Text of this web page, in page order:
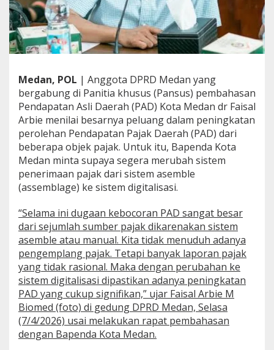
A
D
,
d
r
a
i
s
a
l
A
b
e
R
l
i
s
a
s
i
k
a
n
S
i
s
Medan, POL | Anggota DPRD Medan yang
bergabung di Panitia khusus (Pansus) pembahasan
Pendapatan Asli Daerah (PAD) Kota Medan dr Faisal
Arbie menilai besarnya peluang dalam peningkatan
perolehan Pendapatan Pajak Daerah (PAD) dari
beberapa objek pajak. Untuk itu, Bapenda Kota
Medan minta supaya segera merubah sistem
penerimaan pajak dari sistem asemble
(assemblage) ke sistem digitalisasi.
“Selama ini dugaan kebocoran PAD sangat besar
dari sejumlah sumber pajak dikarenakan sistem
asemble atau manual. Kita tidak menuduh adanya
pengemplang pajak. Tetapi banyak laporan pajak
yang tidak rasional. Maka dengan perubahan ke
sistem digitalisasi dipastikan adanya peningkatan
PAD yang cukup signifikan,” ujar Faisal Arbie M
Biomed (foto) di gedung DPRD Medan, Selasa
(7/4/2026) usai melakukan rapat pembahasan
dengan Bapenda Kota Medan.